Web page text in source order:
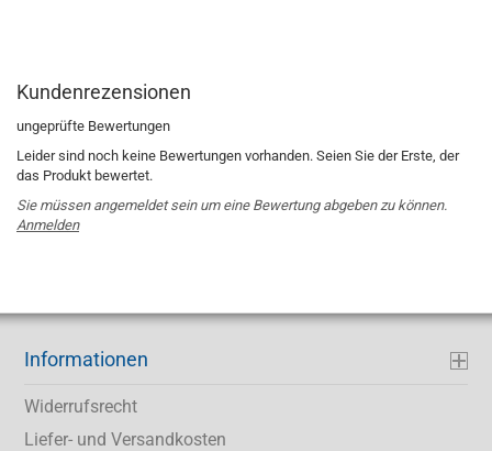
Kundenrezensionen
ungeprüfte Bewertungen
Leider sind noch keine Bewertungen vorhanden. Seien Sie der Erste, der
das Produkt bewertet.
Sie müssen angemeldet sein um eine Bewertung abgeben zu können.
Anmelden
Informationen
Widerrufsrecht
Liefer- und Versandkosten